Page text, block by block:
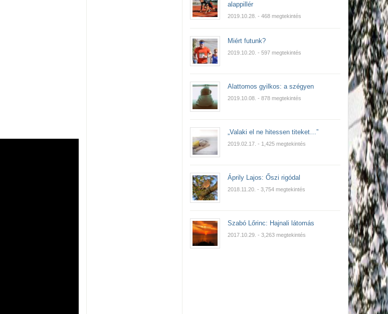
alappillér
2019.10.28. - 468 megtekintés
Miért futunk?
2019.10.20. - 597 megtekintés
Alattomos gyilkos: a szégyen
2019.10.08. - 878 megtekintés
„Valaki el ne hitessen titeket…”
2019.02.17. - 1,425 megtekintés
Áprily Lajos: Őszi rigódal
2018.11.20. - 3,754 megtekintés
Szabó Lőrinc: Hajnali látomás
2017.10.29. - 3,263 megtekintés